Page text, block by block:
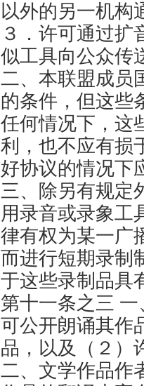
以外的另一机构
３．许可通过扩
似工具向公众传
二、本联盟成员
的条件，但这些
任何情况下，这
利，也不应有损
好协议的情况下
三、除另有规定
用录音或录象工
律有权为某一广
而进行短期录制
于这些录制品具
第十一条之三
可公开朗诵其作
品，以及（２）
二、文学作品作